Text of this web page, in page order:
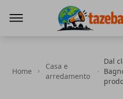
Home
Casa e
arredamento
Dal